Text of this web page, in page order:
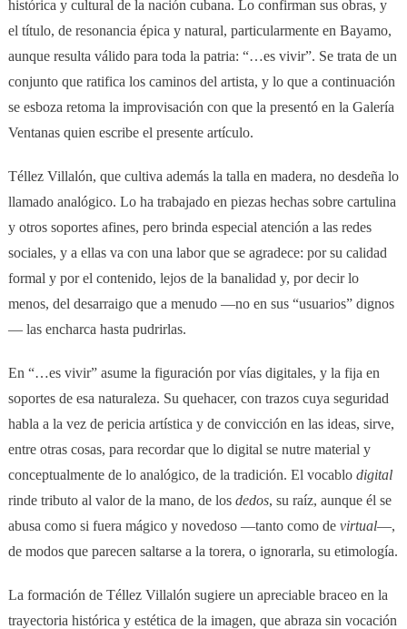
histórica y cultural de la nación cubana. Lo confirman sus obras, y
el título, de resonancia épica y natural, particularmente en Bayamo,
aunque resulta válido para toda la patria: “…es vivir”. Se trata de un
conjunto que ratifica los caminos del artista, y lo que a continuación
se esboza retoma la improvisación con que la presentó en la Galería
Ventanas quien escribe el presente artículo.
Téllez Villalón, que cultiva además la talla en madera, no desdeña lo
llamado analógico. Lo ha trabajado en piezas hechas sobre cartulina
y otros soportes afines, pero brinda especial atención a las redes
sociales, y a ellas va con una labor que se agradece: por su calidad
formal y por el contenido, lejos de la banalidad y, por decir lo
menos, del desarraigo que a menudo —no en sus “usuarios” dignos
— las encharca hasta pudrirlas.
En “…es vivir” asume la figuración por vías digitales, y la fija en
soportes de esa naturaleza. Su quehacer, con trazos cuya seguridad
habla a la vez de pericia artística y de convicción en las ideas, sirve,
entre otras cosas, para recordar que lo digital se nutre material y
conceptualmente de lo analógico, de la tradición. El vocablo digital
rinde tributo al valor de la mano, de los dedos, su raíz, aunque él se
abusa como si fuera mágico y novedoso —tanto como de virtual—,
de modos que parecen saltarse a la torera, o ignorarla, su etimología.
La formación de Téllez Villalón sugiere un apreciable braceo en la
trayectoria histórica y estética de la imagen, que abraza sin vocación